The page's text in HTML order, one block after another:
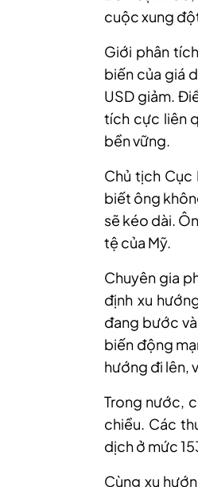
cuộc xung
Giới phân
biến của giá
USD giảm.
tích cực liên
bền vững.
Chủ tịch Cục
biết ông
sẽ kéo dài.
tệ của Mỹ.
Chuyên gia
định xu
đang bước
biến động
hướng đi lên,
Trong nước,
chiều. Các
dịch ở mức
Cùng xu